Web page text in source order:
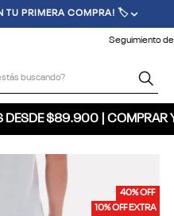
TU PRIMERA COMPRA! 🏷️
Seguimiento
DESDE $89.900 | COMPRAR
40% OFF
10% OFF EXTRA